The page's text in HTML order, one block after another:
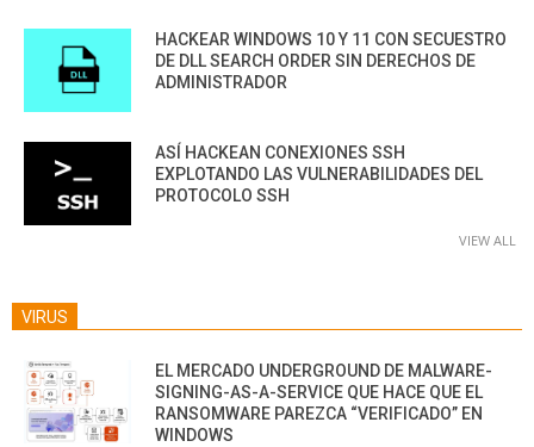
HACKEAR WINDOWS 10 Y 11 CON SECUESTRO
DE DLL SEARCH ORDER SIN DERECHOS DE
ADMINISTRADOR
ASÍ HACKEAN CONEXIONES SSH
EXPLOTANDO LAS VULNERABILIDADES DEL
PROTOCOLO SSH
VIEW ALL
VIRUS
EL MERCADO UNDERGROUND DE MALWARE-
SIGNING-AS-A-SERVICE QUE HACE QUE EL
RANSOMWARE PAREZCA “VERIFICADO” EN
WINDOWS